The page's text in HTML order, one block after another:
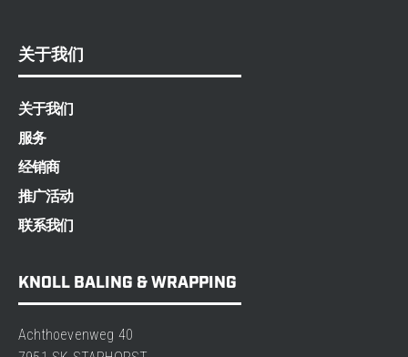
关于我们
关于我们
服务
经销商
推广活动
联系我们
KNOLL BALING & WRAPPING
Achthoevenweg 40